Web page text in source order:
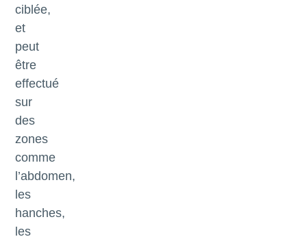
ciblée,
et
peut
être
effectué
sur
des
zones
comme
l’abdomen,
les
hanches,
les